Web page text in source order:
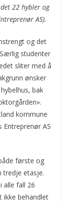
22 hybler og
AS).
og det
studenter
sliter med å
ønsker
bak
kommune
Entreprenør AS
første og
tredje etasje.
alle fall 26
ikke behandlet